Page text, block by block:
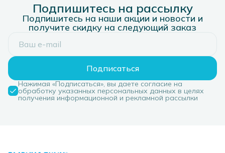
Подпишитесь на рассылку
Подпишитесь на наши акции и новости и
получите скидку на следующий заказ
Подписаться
Нажимая «Подписаться», вы даете согласие на
обработку указанных персональных данных в целях
получения информационной и рекламной рассылки